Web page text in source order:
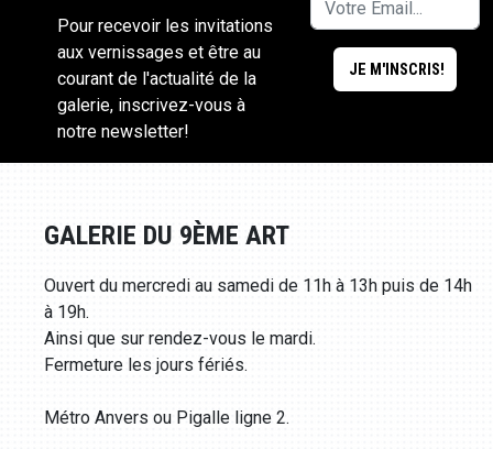
Pour recevoir les invitations
aux vernissages et être au
courant de l'actualité de la
galerie, inscrivez-vous à
notre newsletter!
GALERIE DU 9ÈME ART
Ouvert du mercredi au samedi de 11h à 13h puis de 14h
à 19h.
Ainsi que sur rendez-vous le mardi.
Fermeture les jours fériés.
Métro Anvers ou Pigalle ligne 2.